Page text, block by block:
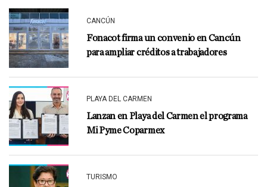
CANCÚN
Fonacot firma un convenio en Cancún
para ampliar créditos a trabajadores
PLAYA DEL CARMEN
Lanzan en Playa del Carmen el programa
Mi Pyme Coparmex
TURISMO